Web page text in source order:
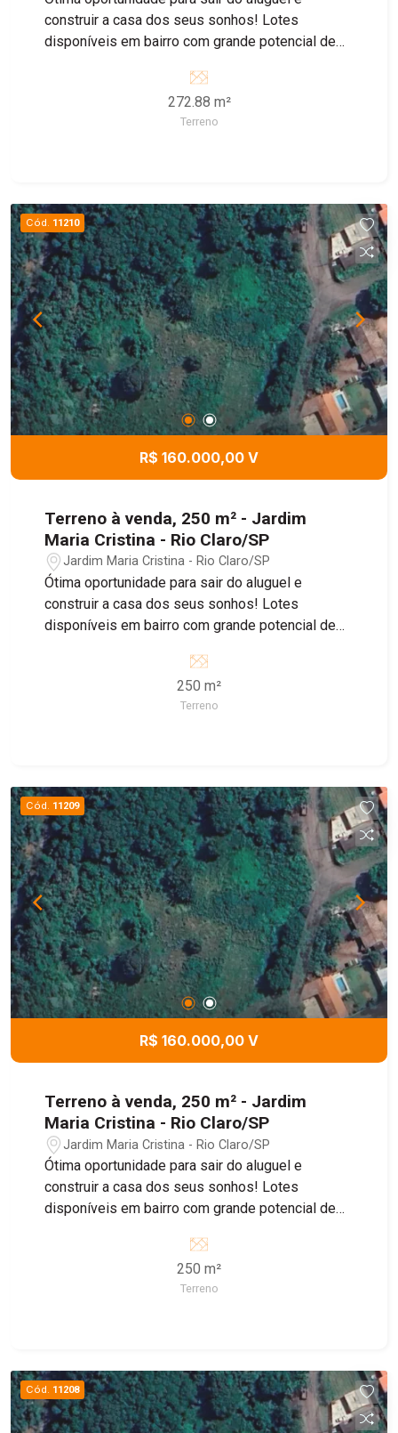
construir a casa dos seus sonhos! Lotes
disponíveis em bairro com grande potencial de
272.88 m²
Terreno
Cód. 11210
R$ 160.000,00 V
Terreno à venda, 250 m² - Jardim
Maria Cristina - Rio Claro/SP
Jardim Maria Cristina - Rio Claro/SP
Ótima oportunidade para sair do aluguel e
construir a casa dos seus sonhos! Lotes
disponíveis em bairro com grande potencial de
250 m²
Terreno
Cód. 11209
R$ 160.000,00 V
Terreno à venda, 250 m² - Jardim
Maria Cristina - Rio Claro/SP
Jardim Maria Cristina - Rio Claro/SP
Ótima oportunidade para sair do aluguel e
construir a casa dos seus sonhos! Lotes
disponíveis em bairro com grande potencial de
250 m²
Terreno
Cód. 11208